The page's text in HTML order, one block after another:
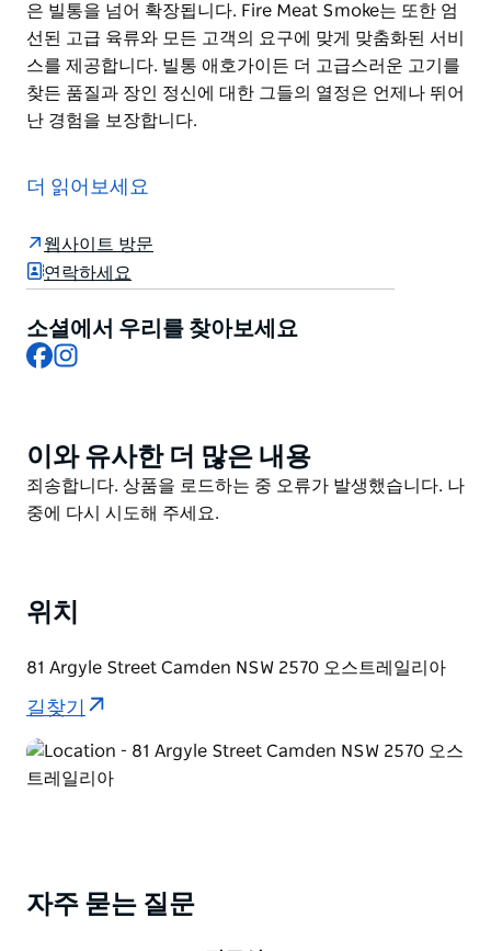
은 빌통을 넘어 확장됩니다. Fire Meat Smoke는 또한 엄
선된 고급 육류와 모든 고객의 요구에 맞게 맞춤화된 서비
스를 제공합니다. 빌통 애호가이든 더 고급스러운 고기를
찾든 품질과 장인 정신에 대한 그들의 열정은 언제나 뛰어
난 경험을 보장합니다.
빌통으로 전통적인 기술과 호주산 고품질 육류 및 상품을
Fire Meat Smoke는 또한 엄선된 고급 육류와 모든 고객
가이든 더 고급스러운 고기를 찾든 품질과 장인 정신에 대
한 그들의 열정은 언제나 뛰어난 경험을 보장합니다.
더 읽어보세요
웹사이트 방문
연락하세요
소셜에서 우리를 찾아보세요
Facebook
Product
List
이와 유사한 더 많은 내용
Product
List
죄송합니다. 상품을 로드하는 중 오류가 발생했습니다. 나
중에 다시 시도해 주세요.
위치
81 Argyle Street Camden NSW 2570 오스트레일리아
길찾기
자주 묻는 질문